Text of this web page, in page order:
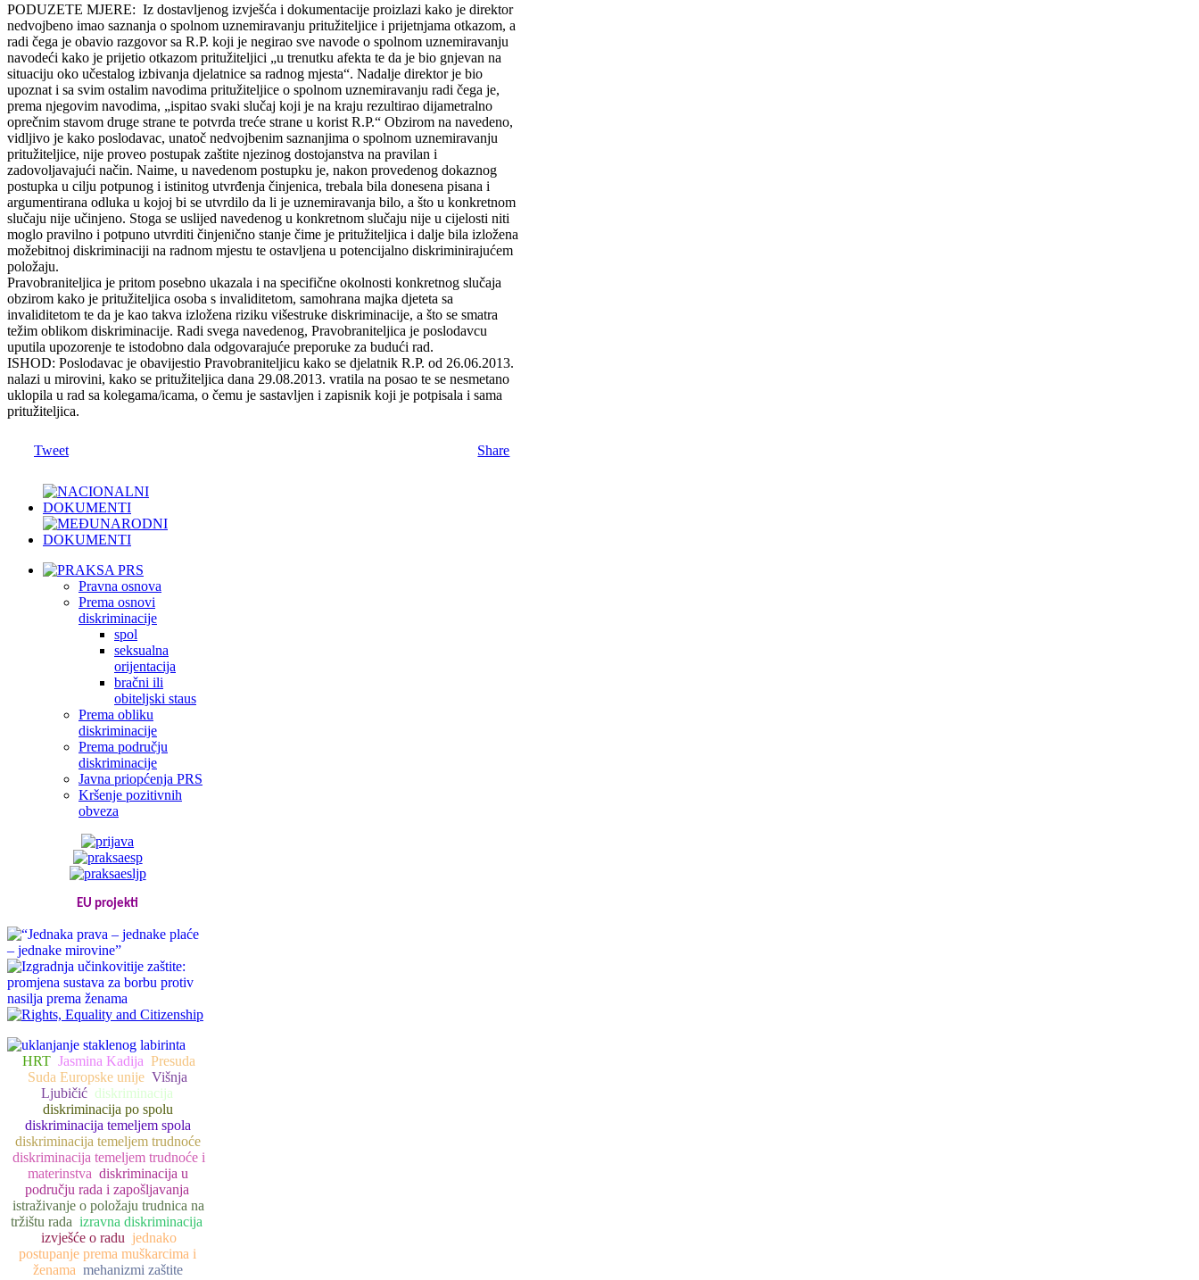
PODUZETE MJERE: Iz dostavljenog izvješća i dokumentacije proizlazi kako je direktor
nedvojbeno imao saznanja o spolnom uznemiravanju pritužiteljice i prijetnjama otkazom, a
radi čega je obavio razgovor sa R.P. koji je negirao sve navode o spolnom uznemiravanju
navodeći kako je prijetio otkazom pritužiteljici „u trenutku afekta te da je bio gnjevan na
situaciju oko učestalog izbivanja djelatnice sa radnog mjesta“. Nadalje direktor je bio
upoznat i sa svim ostalim navodima pritužiteljice o spolnom uznemiravanju radi čega je,
prema njegovim navodima, „ispitao svaki slučaj koji je na kraju rezultirao dijametralno
oprečnim stavom druge strane te potvrda treće strane u korist R.P.“ Obzirom na navedeno,
vidljivo je kako poslodavac, unatoč nedvojbenim saznanjima o spolnom uznemiravanju
pritužiteljice, nije proveo postupak zaštite njezinog dostojanstva na pravilan i
zadovoljavajući način. Naime, u navedenom postupku je, nakon provedenog dokaznog
postupka u cilju potpunog i istinitog utvrđenja činjenica, trebala bila donesena pisana i
argumentirana odluka u kojoj bi se utvrdilo da li je uznemiravanja bilo, a što u konkretnom
slučaju nije učinjeno. Stoga se uslijed navedenog u konkretnom slučaju nije u cijelosti niti
moglo pravilno i potpuno utvrditi činjenično stanje čime je pritužiteljica i dalje bila izložena
možebitnoj diskriminaciji na radnom mjestu te ostavljena u potencijalno diskriminirajućem
položaju.
Pravobraniteljica je pritom posebno ukazala i na specifične okolnosti konkretnog slučaja
obzirom kako je pritužiteljica osoba s invaliditetom, samohrana majka djeteta sa
invaliditetom te da je kao takva izložena riziku višestruke diskriminacije, a što se smatra
težim oblikom diskriminacije. Radi svega navedenog, Pravobraniteljica je poslodavcu
uputila upozorenje te istodobno dala odgovarajuće preporuke za budući rad.
ISHOD: Poslodavac je obavijestio Pravobraniteljicu kako se djelatnik R.P. od 26.06.2013.
nalazi u mirovini, kako se pritužiteljica dana 29.08.2013. vratila na posao te se nesmetano
uklopila u rad sa kolegama/icama, o čemu je sastavljen i zapisnik koji je potpisala i sama
pritužiteljica.
Tweet Share
Pravna osnova
Prema osnovi
diskriminacije
spol
seksualna
orijentacija
bračni ili
obiteljski staus
Prema obliku
diskriminacije
Prema području
diskriminacije
Javna priopćenja PRS
Kršenje pozitivnih
obveza
EU projekti
HRT Jasmina Kadija Presuda
Suda Europske unije Višnja
Ljubičić diskriminacija
diskriminacija po spolu
diskriminacija temeljem spola
diskriminacija temeljem trudnoće
diskriminacija temeljem trudnoće i
materinstva diskriminacija u
području rada i zapošljavanja
istraživanje o položaju trudnica na
tržištu rada izravna diskriminacija
izvješće o radu jednako
postupanje prema muškarcima i
ženama mehanizmi zaštite